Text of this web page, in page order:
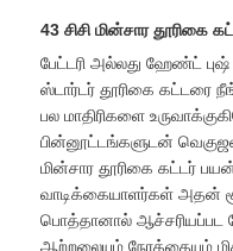
43 சிசி மின்சார தூரிகை
பேட்டரி அல்லது ஹேண்ட்
ஸ்டார்டர் தூரிகை கட்டரை
பல மாதிரிகளை
பின்னூட்டங்களுடன்
மின்சார தூரிகை கட்டர்
வாடிக்கையாளர்கள் அதன்
பொத்தானால் ஆச்சரியப்பட
ஆற்றலையும் நேரத்தையும்